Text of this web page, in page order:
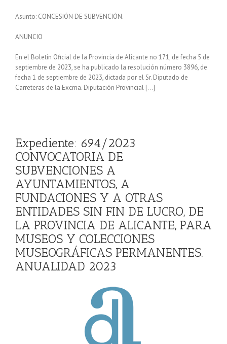
Asunto: CONCESIÓN DE SUBVENCIÓN.
ANUNCIO
En el Boletín Oficial de la Provincia de Alicante no 171, de fecha 5 de
septiembre de 2023, se ha publicado la resolución número 3896, de
fecha 1 de septiembre de 2023, dictada por el Sr. Diputado de
Carreteras de la Excma. Diputación Provincial […]
Expediente: 694/2023
CONVOCATORIA DE
SUBVENCIONES A
AYUNTAMIENTOS, A
FUNDACIONES Y A OTRAS
ENTIDADES SIN FIN DE LUCRO, DE
LA PROVINCIA DE ALICANTE, PARA
MUSEOS Y COLECCIONES
MUSEOGRÁFICAS PERMANENTES.
ANUALIDAD 2023